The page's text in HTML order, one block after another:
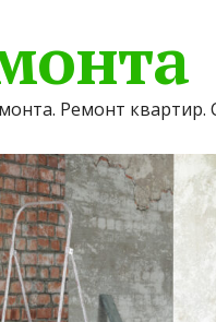
Ремонт квартир.